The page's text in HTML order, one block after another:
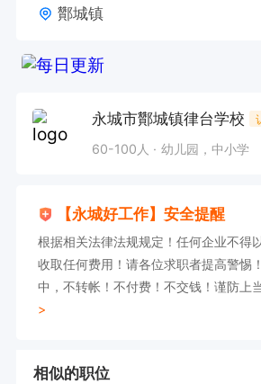
酇城镇
永城市酇城镇律台学校
60-100人 幼儿园，中小学
【永城好工作】安全提醒
根据相关法律法规规定！任何企业不得
收取任何费用！请各位求职者提高警惕
中，不转帐！不付费！不交钱！谨防上
>
相似的职位